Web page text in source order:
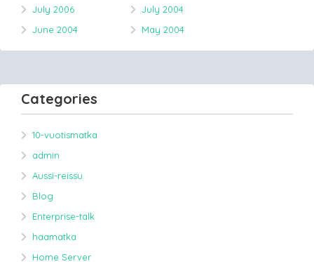
July 2006
July 2004
June 2004
May 2004
Categories
10-vuotismatka
admin
Aussi-reissu
Blog
Enterprise-talk
haamatka
Home Server